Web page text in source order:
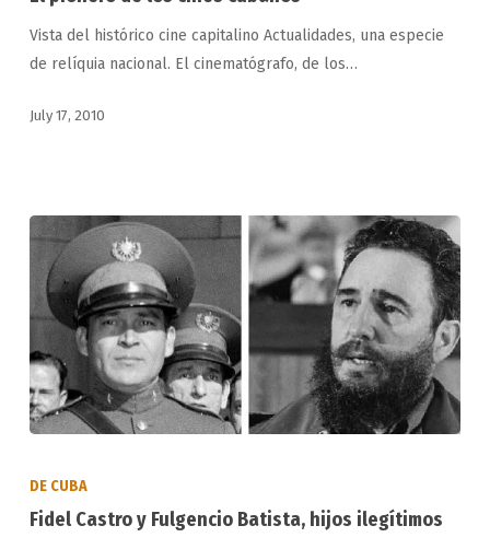
los
cines
cubanos
Vista del histórico cine capitalino Actualidades, una especie
de relíquia nacional. El cinematógrafo, de los…
July 17, 2010
Fulgencio
DE CUBA
Fidel Castro y Fulgencio Batista, hijos ilegítimos